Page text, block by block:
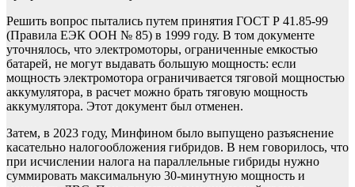
Решить вопрос пытались путем принятия ГОСТ Р 41.85-99
(Правила ЕЭК ООН № 85) в 1999 году. В том документе
уточнялось, что электромоторы, ограниченные емкостью
батарей, не могут выдавать большую мощность: если
мощность электромотора ограничивается тяговой мощностью
аккумулятора, в расчет можно брать тяговую мощность
аккумулятора. Этот документ был отменен.
Затем, в 2023 году, Минфином было выпущено разъяснение
касательно налогообложения гибридов. В нем говорилось, что
при исчислении налога на параллельные гибриды нужно
суммировать максимальную 30-минутную мощность и